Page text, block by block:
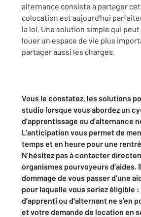
alternance consiste à partager
colocation est aujourd’hui
la loi. Une solution simple qui
louer un espace de vie plus
partager aussi les charges.
Vous le constatez, les solutions
studio lorsque vous abordez un
d’apprentissage ou d’alternance
L’anticipation vous permet de
temps et en heure pour une
N’hésitez pas à contacter
organismes pourvoyeurs d’aides.
dommage de vous passer d’une
pour laquelle vous seriez éligible
d’apprenti ou d’alternant ne s’en
et votre demande de location en